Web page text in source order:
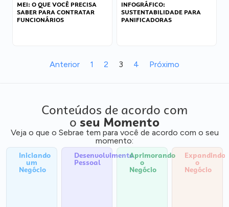
MEI: O QUE VOCÊ PRECISA
SABER PARA CONTRATAR
FUNCIONÁRIOS
INFOGRÁFICO:
SUSTENTABILIDADE PARA
PANIFICADORAS
Anterior 1 2 3 4 Próximo
Conteúdos de acordo com
o seu Momento
Veja o que o Sebrae tem para você de acordo com o seu
momento:
Iniciando
um
Negócio
Desenvolvimento
Pessoal
Aprimorando
o
Negócio
Expandindo
o
Negócio